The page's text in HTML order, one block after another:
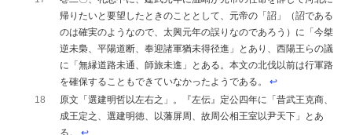
帰りたいと要望したときのこととして、元帝の「詔」（詔である
のは確実のようなので、太興元年の誤りなのであろう）に「今桀
逆未梟、平陽道断、奉迎諸軍猶未得径進」とあり、西陽王らの議
に「無縁道路未通、師旅未進」とある。本文の北伐以前は行軍路
を確保することもできていなかったようである。↩︎
18
原文「選建明哲以左右之」。『左伝』定公四年に「昔武王克商、
成王定之、選建明徳、以藩屏周、故周公相王室以尹天下」とあ
る。↩︎